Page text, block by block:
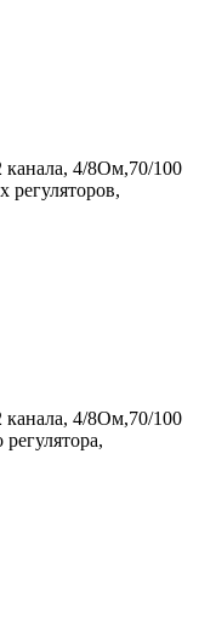
канала, 4/8Ом,70/100
регуляторов,
канала, 4/8Ом,70/100